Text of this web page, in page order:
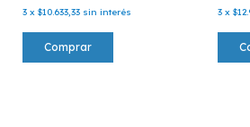
3 x $10.633,33 sin interés 3 x